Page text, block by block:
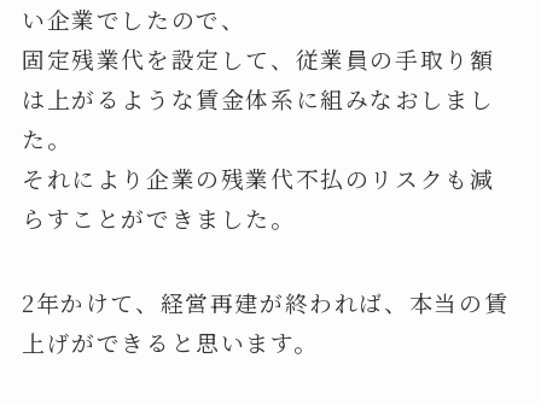
い企業でしたので、
固定残業代を設定して、従業員の手取り額
は上がるような賃金体系に組みなおしまし
た。
それにより企業の残業代不払のリスクも減
らすことができました。
2年かけて、経営再建が終われば、本当の賃
上げができると思います。